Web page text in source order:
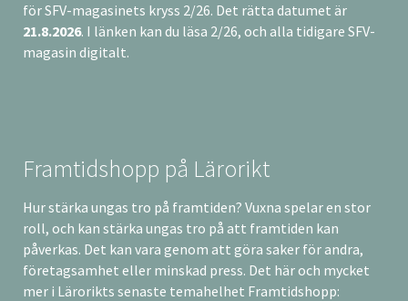
för SFV-magasinets kryss 2/26. Det rätta datumet är
21.8.2026. I länken kan du läsa 2/26, och alla tidigare SFV-
magasin digitalt.
Framtidshopp på Lärorikt
Hur stärka ungas tro på framtiden? Vuxna spelar en stor
roll, och kan stärka ungas tro på att framtiden kan
påverkas. Det kan vara genom att göra saker för andra,
företagsamhet eller minskad press. Det här och mycket
mer i Lärorikts senaste temahelhet Framtidshopp: